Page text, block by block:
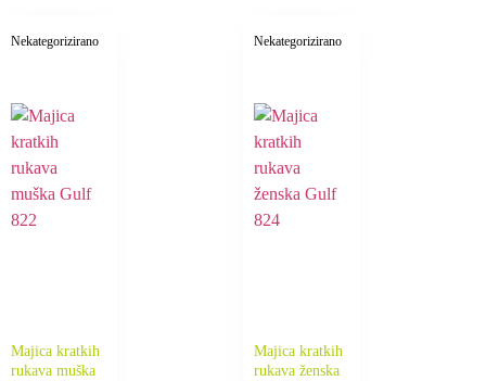
Nekategorizirano
Majica kratkih
rukava muška
Nekategorizirano
Majica kratkih
rukava ženska